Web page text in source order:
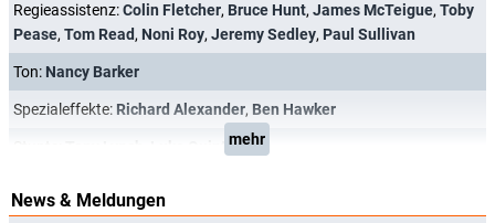
Regieassistenz:Colin Fletcher, Bruce Hunt, James McTeigue, Toby
Pease, Tom Read, Noni Roy, Jeremy Sedley, Paul Sullivan
Ton: Nancy Barker
Spezialeffekte: Richard Alexander, Ben Hawker
Luke Quintonmehr
News & Meldungen